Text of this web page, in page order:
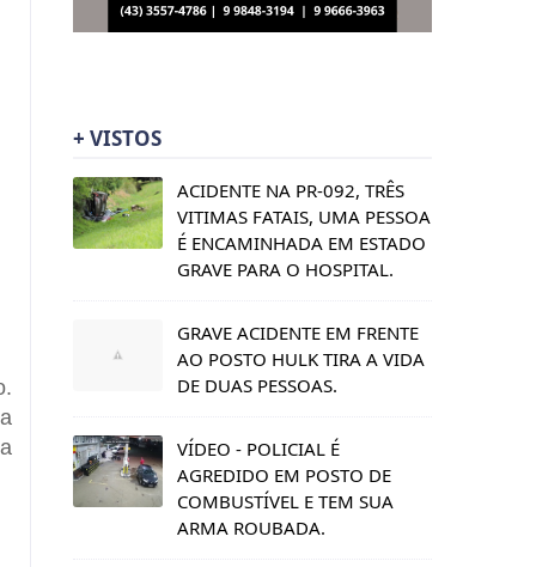
+ VISTOS
ACIDENTE NA PR-092, TRÊS
VITIMAS FATAIS, UMA PESSOA
É ENCAMINHADA EM ESTADO
GRAVE PARA O HOSPITAL.
GRAVE ACIDENTE EM FRENTE
AO POSTO HULK TIRA A VIDA
DE DUAS PESSOAS.
VÍDEO - POLICIAL É
AGREDIDO EM POSTO DE
COMBUSTÍVEL E TEM SUA
ARMA ROUBADA.